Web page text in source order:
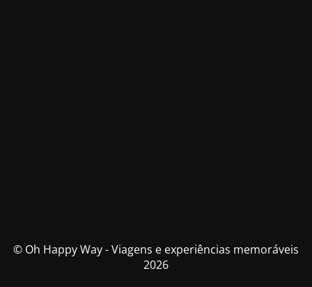
© Oh Happy Way - Viagens e experiências memoráveis
2026